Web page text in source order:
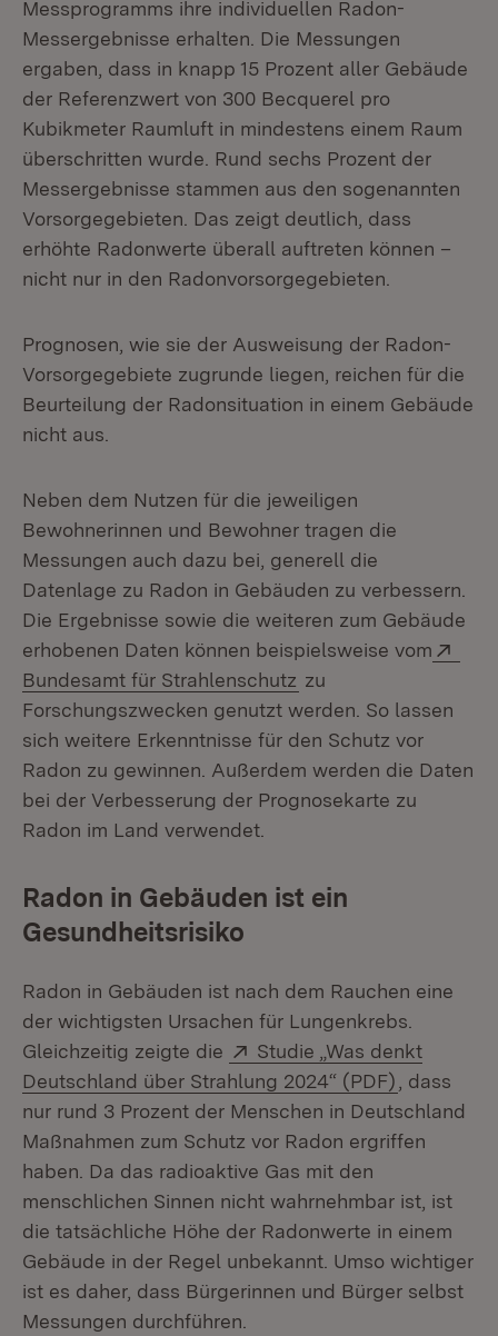
Messprogramms ihre individuellen Radon-
Messergebnisse erhalten. Die Messungen
ergaben, dass in knapp 15 Prozent aller Gebäude
der Referenzwert von 300 Becquerel pro
Kubikmeter Raumluft in mindestens einem Raum
überschritten wurde. Rund sechs Prozent der
Messergebnisse stammen aus den sogenannten
Vorsorgegebieten. Das zeigt deutlich, dass
erhöhte Radonwerte überall auftreten können –
nicht nur in den Radonvorsorgegebieten.
Prognosen, wie sie der Ausweisung der Radon-
Vorsorgegebiete zugrunde liegen, reichen für die
Beurteilung der Radonsituation in einem Gebäude
nicht aus.
Neben dem Nutzen für die jeweiligen
Bewohnerinnen und Bewohner tragen die
Messungen auch dazu bei, generell die
Datenlage zu Radon in Gebäuden zu verbessern.
Die Ergebnisse sowie die weiteren zum Gebäude
erhobenen Daten können beispielsweise vom
Bundesamt für Strahlenschutz (Öffnet in neuem
zu
Forschungszwecken genutzt werden. So lassen
sich weitere Erkenntnisse für den Schutz vor
Radon zu gewinnen. Außerdem werden die Daten
bei der Verbesserung der Prognosekarte zu
Radon im Land verwendet.
Radon in Gebäuden ist ein
Gesundheitsrisiko
Radon in Gebäuden ist nach dem Rauchen eine
der wichtigsten Ursachen für Lungenkrebs.
Gleichzeitig zeigte die
Extern:
Studie „Was denkt
Deutschland über Strahlung 2024“ (PDF) (Öffnet in
, dass
nur rund 3 Prozent der Menschen in Deutschland
Maßnahmen zum Schutz vor Radon ergriffen
haben. Da das radioaktive Gas mit den
menschlichen Sinnen nicht wahrnehmbar ist, ist
die tatsächliche Höhe der Radonwerte in einem
Gebäude in der Regel unbekannt. Umso wichtiger
ist es daher, dass Bürgerinnen und Bürger selbst
Messungen durchführen.